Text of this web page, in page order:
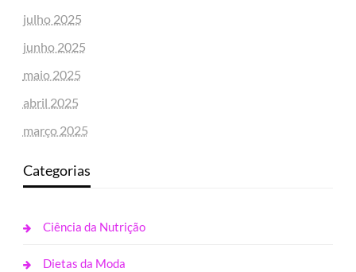
julho 2025
junho 2025
maio 2025
abril 2025
março 2025
Categorias
Ciência da Nutrição
Dietas da Moda